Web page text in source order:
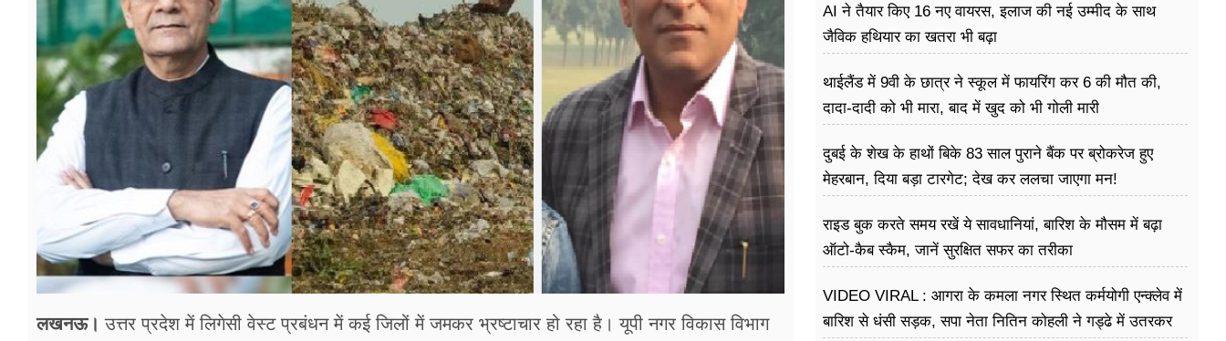
शिक्षा
अन्य खबरें
लखनऊ। उत्तर प्रदेश में लिगेसी वेस्ट प्रबंधन में कई जिलों में जमकर भ्रष्टाचार हो रहा है। यूपी नगर विकास विभाग
AI ने तैयार किए 16 नए वायरस, इलाज की नई उम्मीद के साथ
जैविक हथियार का खतरा भी बढ़ा
थाईलैंड में 9वी के छात्र ने स्कूल में फायरिंग कर 6 की मौत की,
दादा-दादी को भी मारा, बाद में खुद को भी गोली मारी
दुबई के शेख के हाथों बिके 83 साल पुराने बैंक पर ब्रोकरेज हुए
मेहरबान, दिया बड़ा टारगेट; देख कर ललचा जाएगा मन!
राइड बुक करते समय रखें ये सावधानियां, बारिश के मौसम में बढ़ा
ऑटो-कैब स्कैम, जानें सुरक्षित सफर का तरीका
VIDEO VIRAL : आगरा के कमला नगर स्थित कर्मयोगी एन्क्लेव में
बारिश से धंसी सड़क, सपा नेता नितिन कोहली ने गड्ढे में उतरकर